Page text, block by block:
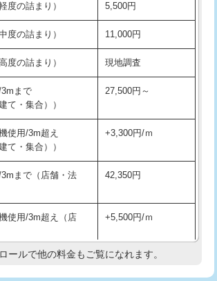
38,500円
22,000円
16,500円
現場見積
までの価格です。
・排水トラップ
22,000円+材料費
合水栓）
水器・分岐水栓） 16,500円
排水管工事/3ｍ超
度の詰まり） 5,500円
度の詰まり） 11,000円
度の詰まり） 現地調査
まで
て・集合））
27,500円～
使用/3m超え
て・集合））
+3,300円/ｍ
まで（店舗・法
42,350円
使用/3m超え（店
+5,500円/ｍ
現地調査
ールで他の料金もご覧になれます。